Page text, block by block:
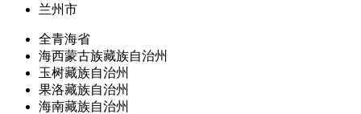
兰州市
全青海省
海西蒙古族藏族自治州
玉树藏族自治州
果洛藏族自治州
海南藏族自治州